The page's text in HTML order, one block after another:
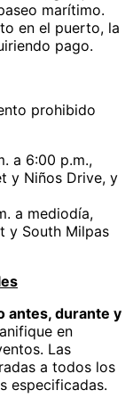
marítimo.
en el puerto, la
pago.
prohibido
a 6:00 p.m.,
y Niños Drive, y
a mediodía,
y South Milpas
antes, durante y
en
Las
a todos los
especificadas.